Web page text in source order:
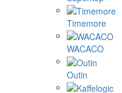
Timemore
WACACO
Outin